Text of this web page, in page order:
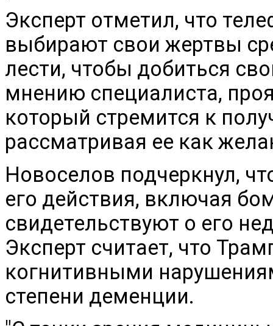
Эксперт отметил, что
выбирают свои жертвы
лести, чтобы добиться
мнению специалиста,
который стремится к
рассматривая ее как
Новоселов подчеркнул,
его действия, включая
свидетельствуют о его
Эксперт считает, что
когнитивными
степени деменции.